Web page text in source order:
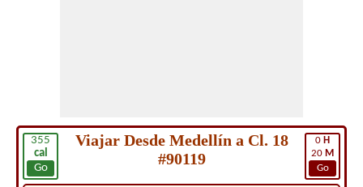
355
cal
Go
0 H
20 M
Go
Viajar Desde Medellín a Cl. 18
#90119